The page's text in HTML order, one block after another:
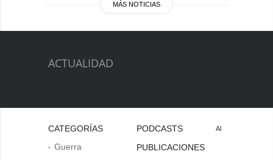
MÁS NOTICIAS
ACTUALIDAD
CATEGORÍAS
Guerra
PODCASTS
PUBLICACIONES
Al